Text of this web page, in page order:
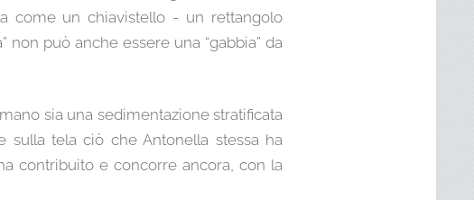
come un chiavistello - un rettangolo
non può anche essere una “gabbia” da
sia una sedimentazione stratificata
tela ciò che Antonella stessa ha
contribuito e concorre ancora, con la